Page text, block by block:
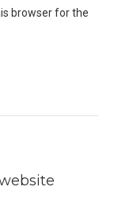
browser for the